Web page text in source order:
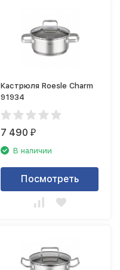
Кастрюля Roesle Charm
91934
7 490₽
В наличии
Посмотреть